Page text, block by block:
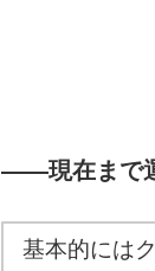
――現在まで
基本的には